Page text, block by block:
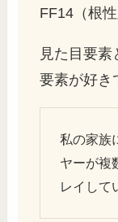
FF14（根
見た目要素
要素が好き
私の家族
ヤーが複
レイして